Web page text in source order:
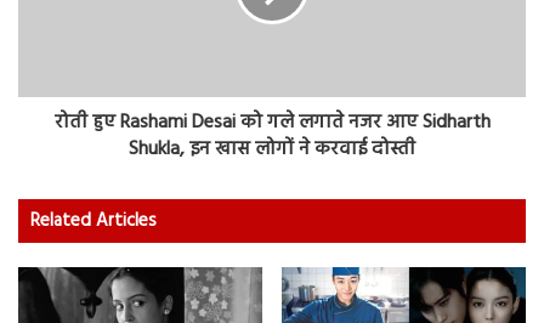
रोती हुए Rashami Desai को गले लगाते नजर आए Sidharth
Shukla, इन खास लोगों ने करवाई दोस्ती
Related Articles